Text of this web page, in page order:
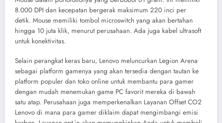
8.000 DPI dan kecepatan bergerak maksimum 220 inci per
detik. Mouse memiliki tombol microswitch yang akan bertahan
hingga 10 juta klik, menurut perusahaan. Ada juga kabel ultrasoft
untuk konektivitas.
Selain perangkat keras baru, Lenovo meluncurkan Legion Arena
sebagai platform gamenya yang akan tersedia dengan tautan ke
platform populer dan toko online untuk membantu para gamer
dengan mudah menemukan game PC favorit mereka di bawah
satu atap. Perusahaan juga memperkenalkan Layanan Offset CO2
Lenovo di mana para gamer diklaim dapat mengimbangi emisi